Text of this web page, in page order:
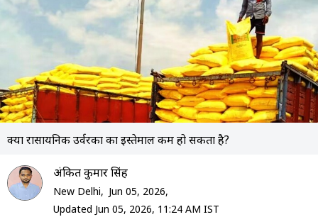
क्या रासायन‍िक उर्वरकों का इस्तेमाल कम हो सकता है?
अंक‍ित कुमार स‍िंह
New Delhi, Jun 05, 2026,
Updated Jun 05, 2026, 11:24 AM IST